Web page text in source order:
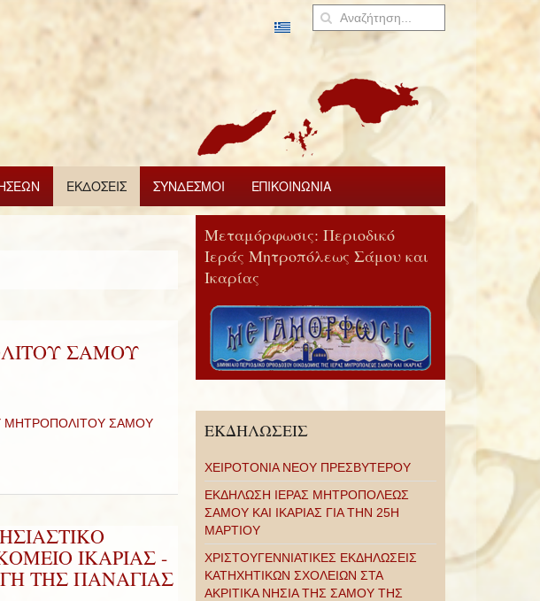
ΕΚΔΟΣΕΙΣ ΣΥΝΔΕΣΜΟΙ ΕΠΙΚΟΙΝΩΝΙΑ
ΣΑΜΟΥ
ΜΗΤΡΟΠΟΛΙΤΟΥ ΣΑΜΟΥ
ΙΚΑΡΙΑΣ -
ΤΗΣ ΠΑΝΑΓΙΑΣ
Μεταμόρφωσις: Περιοδικό
Ιεράς Μητροπόλεως Σάμου και
Ικαρίας
ΕΚΔΗΛΩΣΕΙΣ
ΧΕΙΡΟΤΟΝΙΑ ΝΕΟΥ ΠΡΕΣΒΥΤΕΡΟΥ
ΕΚΔΗΛΩΣΗ ΙΕΡΑΣ ΜΗΤΡΟΠΟΛΕΩΣ
ΣΑΜΟΥ ΚΑΙ ΙΚΑΡΙΑΣ ΓΙΑ ΤΗΝ 25Η
ΜΑΡΤΙΟΥ
ΧΡΙΣΤΟΥΓΕΝΝΙΑΤΙΚΕΣ ΕΚΔΗΛΩΣΕΙΣ
ΚΑΤΗΧΗΤΙΚΩΝ ΣΧΟΛΕΙΩΝ ΣΤΑ
ΑΚΡΙΤΙΚΑ ΝΗΣΙΑ ΤΗΣ ΣΑΜΟΥ ΤΗΣ